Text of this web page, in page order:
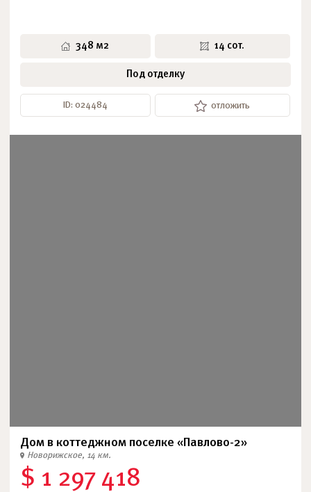
348 м2 14 сот.
Под отделку
ID: 024484 отложить
Дом в коттеджном поселке «Павлово-2»
Новорижское, 14 км.
$ 1 297 418